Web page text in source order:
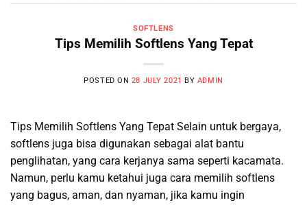
SOFTLENS
Tips Memilih Softlens Yang Tepat
POSTED ON 28 JULY 2021 BY ADMIN
Tips Memilih Softlens Yang Tepat Selain untuk bergaya,
softlens juga bisa digunakan sebagai alat bantu
penglihatan, yang cara kerjanya sama seperti kacamata.
Namun, perlu kamu ketahui juga cara memilih softlens
yang bagus, aman, dan nyaman, jika kamu ingin